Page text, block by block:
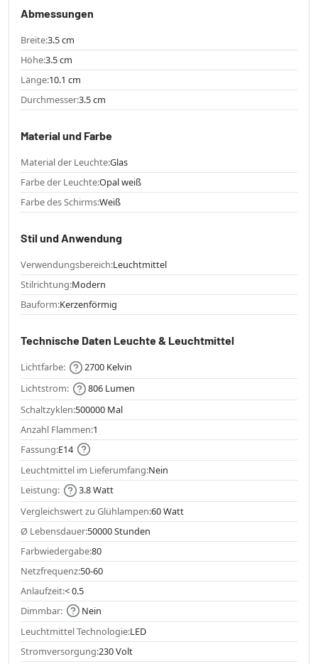
Abmessungen
Breite:3.5 cm
Höhe:3.5 cm
Länge:10.1 cm
Durchmesser:3.5 cm
Material und Farbe
Material der Leuchte:Glas
Farbe der Leuchte:Opal weiß
Farbe des Schirms:Weiß
Stil und Anwendung
Verwendungsbereich:Leuchtmittel
Stilrichtung:Modern
Bauform:Kerzenförmig
Technische Daten Leuchte & Leuchtmittel
Lichtfarbe:
2700 Kelvin
Lichtstrom:
806 Lumen
Schaltzyklen:500000 Mal
Anzahl Flammen:1
Fassung:E14
Leuchtmittel im Lieferumfang:Nein
Leistung:
3.8 Watt
Vergleichswert zu Glühlampen:60 Watt
Ø Lebensdauer:50000 Stunden
Farbwiedergabe:80
Netzfrequenz:50-60
Anlaufzeit:< 0.5
Dimmbar:
Nein
Leuchtmittel Technologie:LED
Stromversorgung:230 Volt